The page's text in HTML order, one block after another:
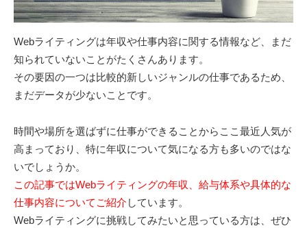
Webライティングは年収や仕事内容に関する情報など、まだ
知られていないことがたくさんあります。
その要因の一つは比較的新しいジャンルの仕事であるため、
まだデータが少ないことです。
時間や場所を選ばずに仕事ができることからここ最近人気が
高まっており、特に年収について気になる方も多いのではな
いでしょうか。
この記事ではWebライティングの年収、給与体系や具体的な
仕事内容についてご紹介 しています。
Webライティングに挑戦してみたいと思っている方は、ぜひ